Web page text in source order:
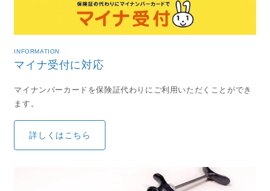
INFORMATION
マイナ受付に対応
マイナンバーカードを保険証代わりにご利用いただくことができ
ます。
詳しくはこちら